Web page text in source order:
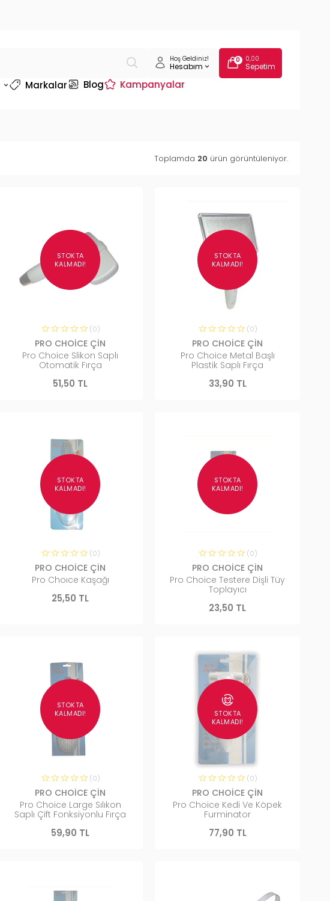
Hoş Geldiniz!
Hesabım
0 0,00
Sepetim
Markalar Blog Kampanyalar
Toplamda 20 ürün görüntüleniyor.
STOKTA
KALMADI!
(0)
PRO CHOİCE ÇİN
Pro Choice Slikon Saplı
Otomatik Fırça
51,50 TL
STOKTA
KALMADI!
(0)
PRO CHOİCE ÇİN
Pro Choice Metal Başlı
Plastik Saplı Fırça
33,90 TL
STOKTA
KALMADI!
(0)
PRO CHOİCE ÇİN
Pro Choıce Kaşağı
25,50 TL
STOKTA
KALMADI!
(0)
PRO CHOİCE ÇİN
Pro Choice Testere Dişli Tüy
Toplayıcı
23,50 TL
STOKTA
KALMADI!
(0)
PRO CHOİCE ÇİN
Pro Choice Large Sılıkon
Saplı Çift Fonksiyonlu Fırça
59,90 TL
STOKTA
KALMADI!
(0)
PRO CHOİCE ÇİN
Pro Choice Kedi Ve Köpek
Furminator
77,90 TL